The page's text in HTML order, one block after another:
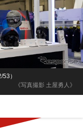
《写真撮影 土屋勇人》
）